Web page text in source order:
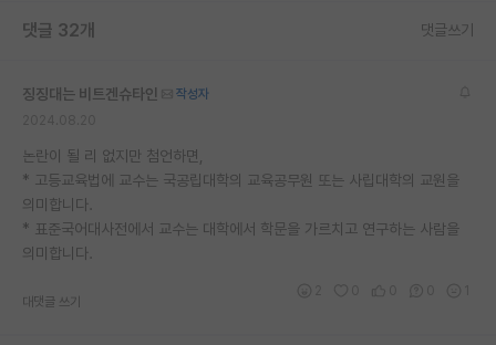
반도체 아카데미
댓글 32개 댓글쓰기
징징대는 비트겐슈타인
작성자
논란이 될 리 없지만 첨언하면,
* 고등교육법에 교수는 국공립대학의 교육공무원 또는 사립대학의 교원을
의미합니다.
* 표준국어대사전에서 교수는 대학에서 학문을 가르치고 연구하는 사람을
의미합니다.
대댓글 쓰기